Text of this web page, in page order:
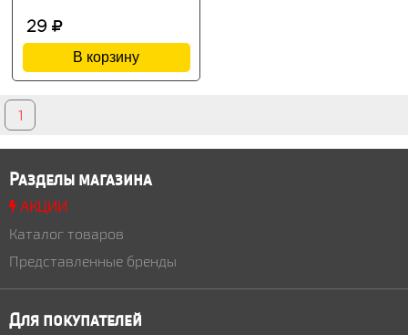
29
В корзину
1
Разделы магазина
АКЦИИ
Каталог товаров
Представленные бренды
Для покупателей